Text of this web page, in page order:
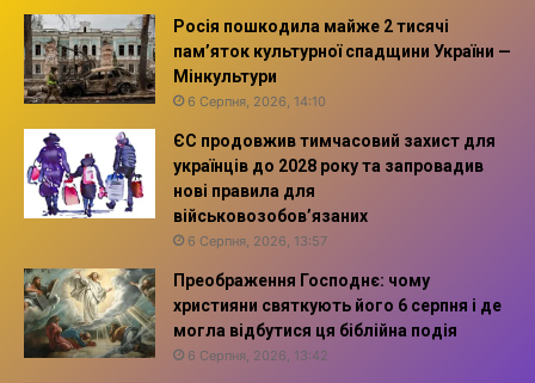
Росія пошкодила майже 2 тисячі
пам’яток культурної спадщини України —
Мінкультури
6 Серпня, 2026, 14:10
ЄС продовжив тимчасовий захист для
українців до 2028 року та запровадив
нові правила для
військовозобов’язаних
6 Серпня, 2026, 13:57
Преображення Господнє: чому
християни святкують його 6 серпня і де
могла відбутися ця біблійна подія
6 Серпня, 2026, 13:42